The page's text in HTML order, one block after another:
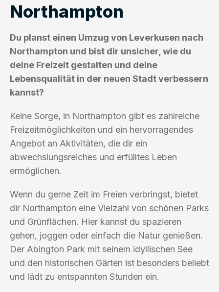
Northampton
Du planst einen Umzug von Leverkusen nach
Northampton und bist dir unsicher, wie du
deine Freizeit gestalten und deine
Lebensqualität in der neuen Stadt verbessern
kannst?
Keine Sorge, in Northampton gibt es zahlreiche
Freizeitmöglichkeiten und ein hervorragendes
Angebot an Aktivitäten, die dir ein
abwechslungsreiches und erfülltes Leben
ermöglichen.
Wenn du gerne Zeit im Freien verbringst, bietet
dir Northampton eine Vielzahl von schönen Parks
und Grünflächen. Hier kannst du spazieren
gehen, joggen oder einfach die Natur genießen.
Der Abington Park mit seinem idyllischen See
und den historischen Gärten ist besonders beliebt
und lädt zu entspannten Stunden ein.